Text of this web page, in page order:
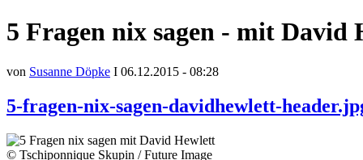
5 Fragen nix sagen - mit David
von Susanne Döpke I 06.12.2015 - 08:28
5-fragen-nix-sagen-davidhewlett-
© Tschiponnique Skupin / Future Image